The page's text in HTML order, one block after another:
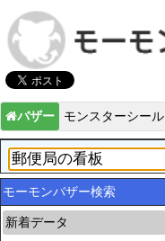
バザー モンスターシール
モーモンバザー検索
新着データ